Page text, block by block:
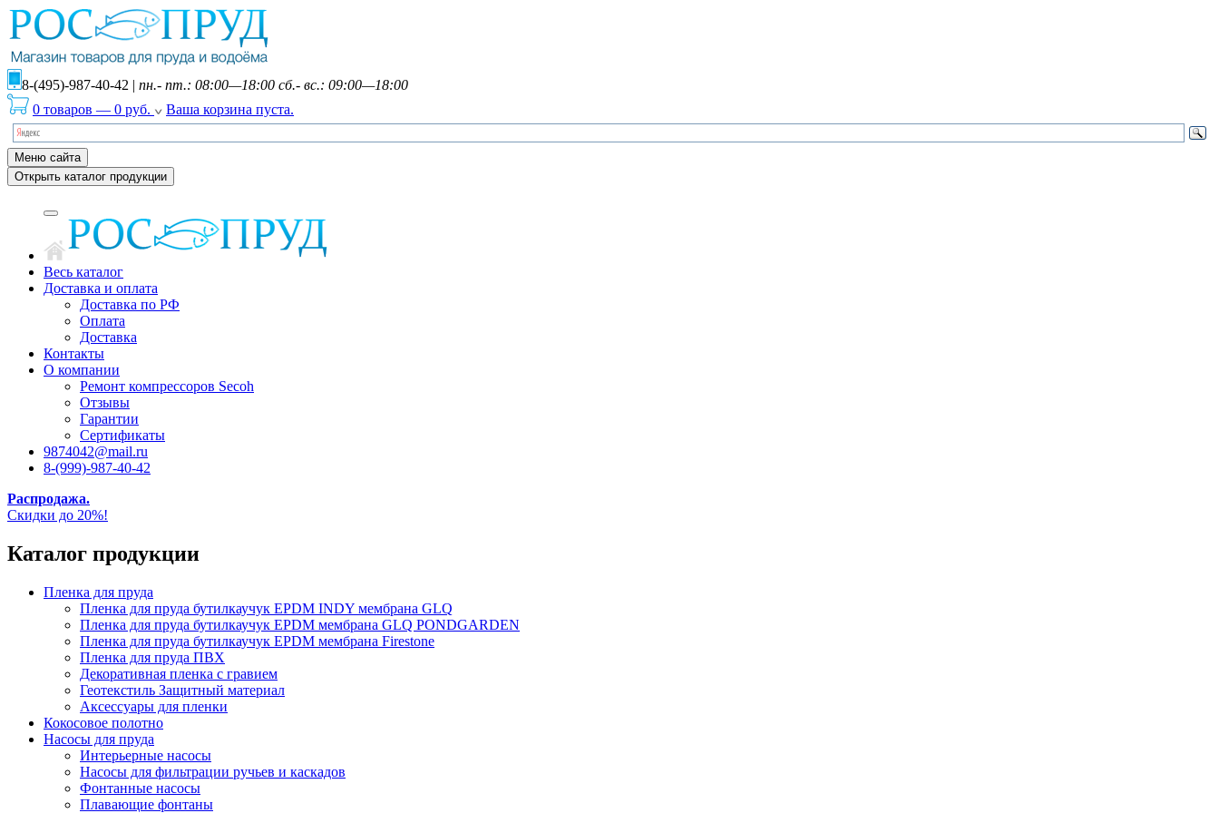
8-(495)-987-40-42 | пн.- пт.: 08:00—18:00 сб.- вс.: 09:00—18:00
0 товаров — 0 руб. Ваша корзина пуста.
Меню сайта
Открыть каталог продукции
Весь каталог
Доставка и оплата
Доставка по РФ
Оплата
Доставка
Контакты
О компании
Ремонт компрессоров Secoh
Отзывы
Гарантии
Сертификаты
9874042@mail.ru
8-(999)-987-40-42
Распродажа.
Скидки до 20%!
Каталог продукции
Пленка для пруда
Пленка для пруда бутилкаучук EPDM INDY мембрана GLQ
Пленка для пруда бутилкаучук EPDM мембрана GLQ PONDGARDEN
Пленка для пруда бутилкаучук EPDM мембрана Firestone
Пленка для пруда ПВХ
Декоративная пленка с гравием
Геотекстиль Защитный материал
Аксессуары для пленки
Кокосовое полотно
Насосы для пруда
Интерьерные насосы
Насосы для фильтрации ручьев и каскадов
Фонтанные насосы
Плавающие фонтаны